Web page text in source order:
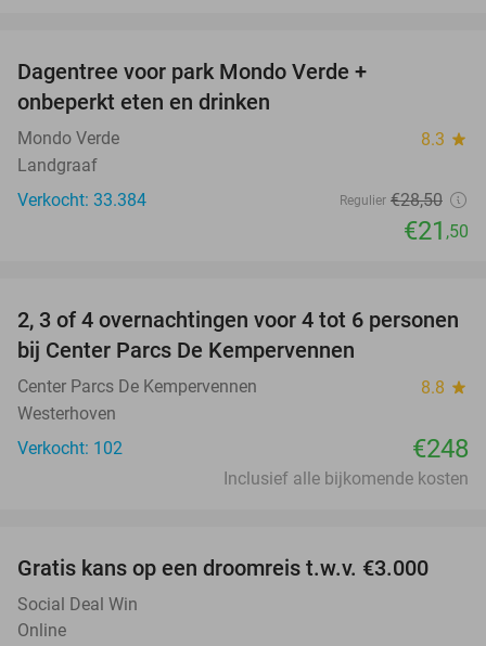
Dagentree voor park Mondo Verde +
onbeperkt eten en drinken
Mondo Verde 8.3 star
Landgraaf
Verkocht: 33.384
Regulier €28,50
€21 ,50
2, 3 of 4 overnachtingen voor 4 tot 6 personen
bij Center Parcs De Kempervennen
Center Parcs De Kempervennen 8.8 star
Westerhoven
Verkocht: 102
€248
Inclusief alle bijkomende kosten
Gratis kans op een droomreis t.w.v. €3.000
Social Deal Win
Online